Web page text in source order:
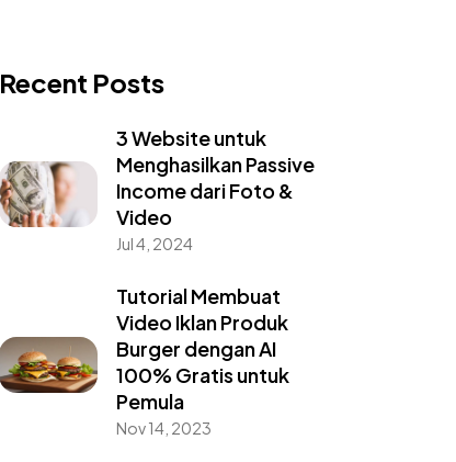
Recent Posts
3 Website untuk
Menghasilkan Passive
Income dari Foto &
Video
Jul 4, 2024
Tutorial Membuat
Video Iklan Produk
Burger dengan AI
100% Gratis untuk
Pemula
Nov 14, 2023